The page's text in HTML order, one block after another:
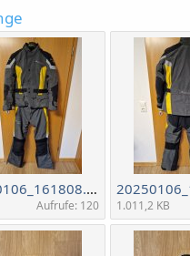
20250106_161808.jpg
Aufrufe: 120 1.011,2 KB